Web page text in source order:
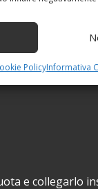
PolicyInformativa
e collegarlo